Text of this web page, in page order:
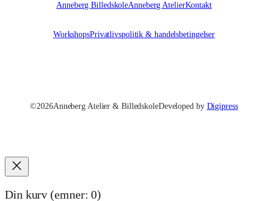
Anneberg BilledskoleAnneberg AtelierKontakt
WorkshopsPrivatlivspolitik & handelsbetingelser
©2026Anneberg Atelier & BilledskoleDeveloped by Digipress
Din kurv (emner: 0)